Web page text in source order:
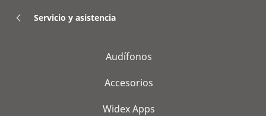
Servicio y asistencia
Audífonos
Accesorios
Widex Apps